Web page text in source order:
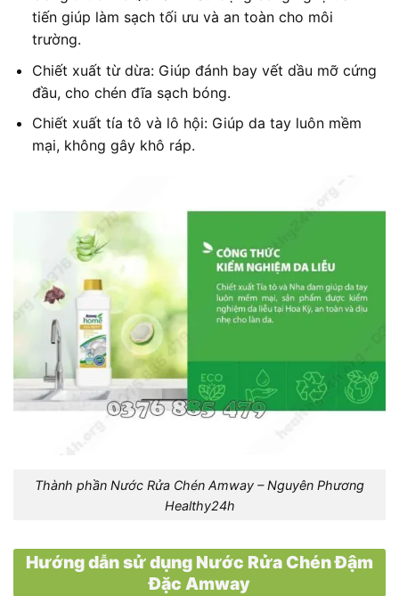
tiến giúp làm sạch tối ưu và an toàn cho môi
trường.
Chiết xuất từ dừa: Giúp đánh bay vết dầu mỡ cứng
đầu, cho chén đĩa sạch bóng.
Chiết xuất tía tô và lô hội: Giúp da tay luôn mềm
mại, không gây khô ráp.
Thành phần Nước Rửa Chén Amway – Nguyên Phương
Healthy24h
Hướng dẫn sử dụng Nước Rửa Chén Đậm
Đặc Amway